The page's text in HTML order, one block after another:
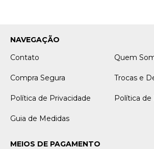
NAVEGAÇÃO
Contato
Quem
Compra Segura Trocas e
Política de Privacidade Política
Guia de Medidas
MEIOS DE PAGAMENTO